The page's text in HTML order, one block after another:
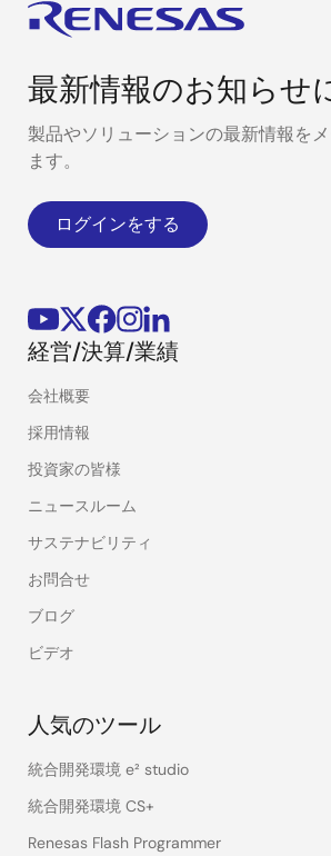
最新情報のお知らせ
製品やソリューションの最新情報を
ます。
ログインをする
経営/決算/業績
会社概要
採用情報
投資家の皆様
ニュースルーム
サステナビリティ
お問合せ
ブログ
ビデオ
人気のツール
統合開発環境 e² studio
統合開発環境 CS+
Renesas Flash Programmer